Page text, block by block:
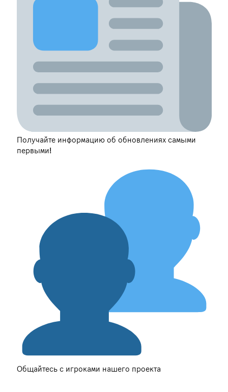
Получайте информацию об обновлениях самыми
первыми!
Общайтесь с игроками нашего проекта